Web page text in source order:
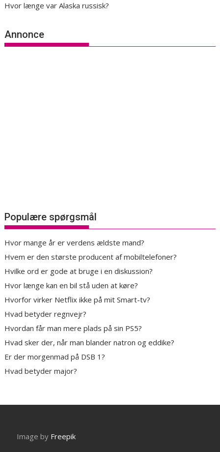
Hvor længe var Alaska russisk?
Annonce
Populære spørgsmål
Hvor mange år er verdens ældste mand?
Hvem er den største producent af mobiltelefoner?
Hvilke ord er gode at bruge i en diskussion?
Hvor længe kan en bil stå uden at køre?
Hvorfor virker Netflix ikke på mit Smart-tv?
Hvad betyder regnvejr?
Hvordan får man mere plads på sin PS5?
Hvad sker der, når man blander natron og eddike?
Er der morgenmad på DSB 1?
Hvad betyder major?
Image by Freepik